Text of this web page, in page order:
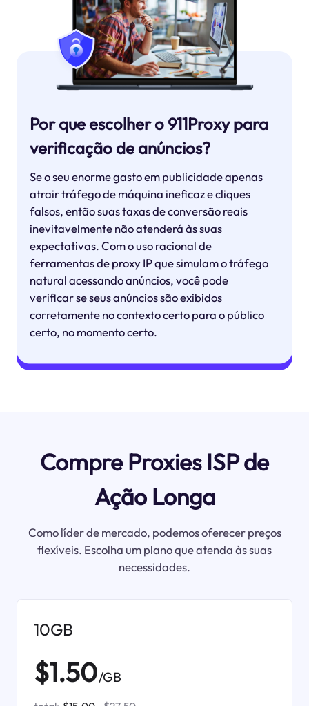
Por que escolher o 911Proxy para
verificação de anúncios?
Se o seu enorme gasto em publicidade apenas
atrair tráfego de máquina ineficaz e cliques
falsos, então suas taxas de conversão reais
inevitavelmente não atenderá às suas
expectativas. Com o uso racional de
ferramentas de proxy IP que simulam o tráfego
natural acessando anúncios, você pode
verificar se seus anúncios são exibidos
corretamente no contexto certo para o público
certo, no momento certo.
Compre Proxies ISP de
Ação Longa
Como líder de mercado, podemos oferecer preços
flexíveis. Escolha um plano que atenda às suas
necessidades.
10GB
$1.50/GB